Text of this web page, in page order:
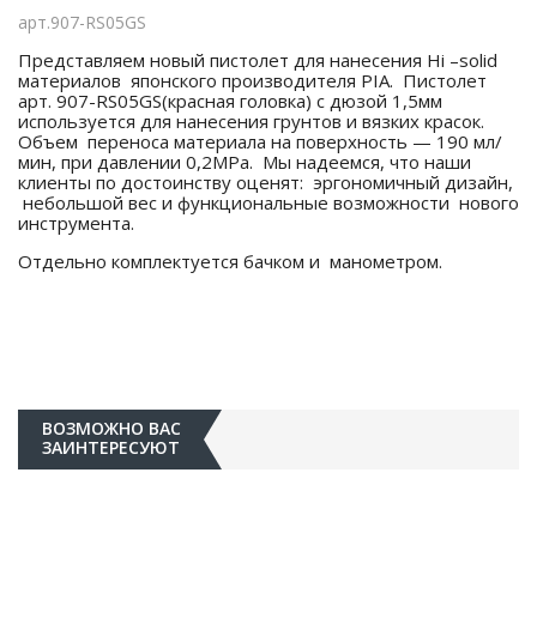
арт.907-RS05GS
Представляем новый пистолет для нанесения Hi –solid
материалов японского производителя PIA. Пистолет
арт. 907-RS05GS(красная головка) с дюзой 1,5мм
используется для нанесения грунтов и вязких красок.
Объем переноса материала на поверхность — 190 мл/
мин, при давлении 0,2МРа. Мы надеемся, что наши
клиенты по достоинству оценят: эргономичный дизайн,
небольшой вес и функциональные возможности нового
инструмента.
Отдельно комплектуется бачком и манометром.
ВОЗМОЖНО ВАС
ЗАИНТЕРЕСУЮТ